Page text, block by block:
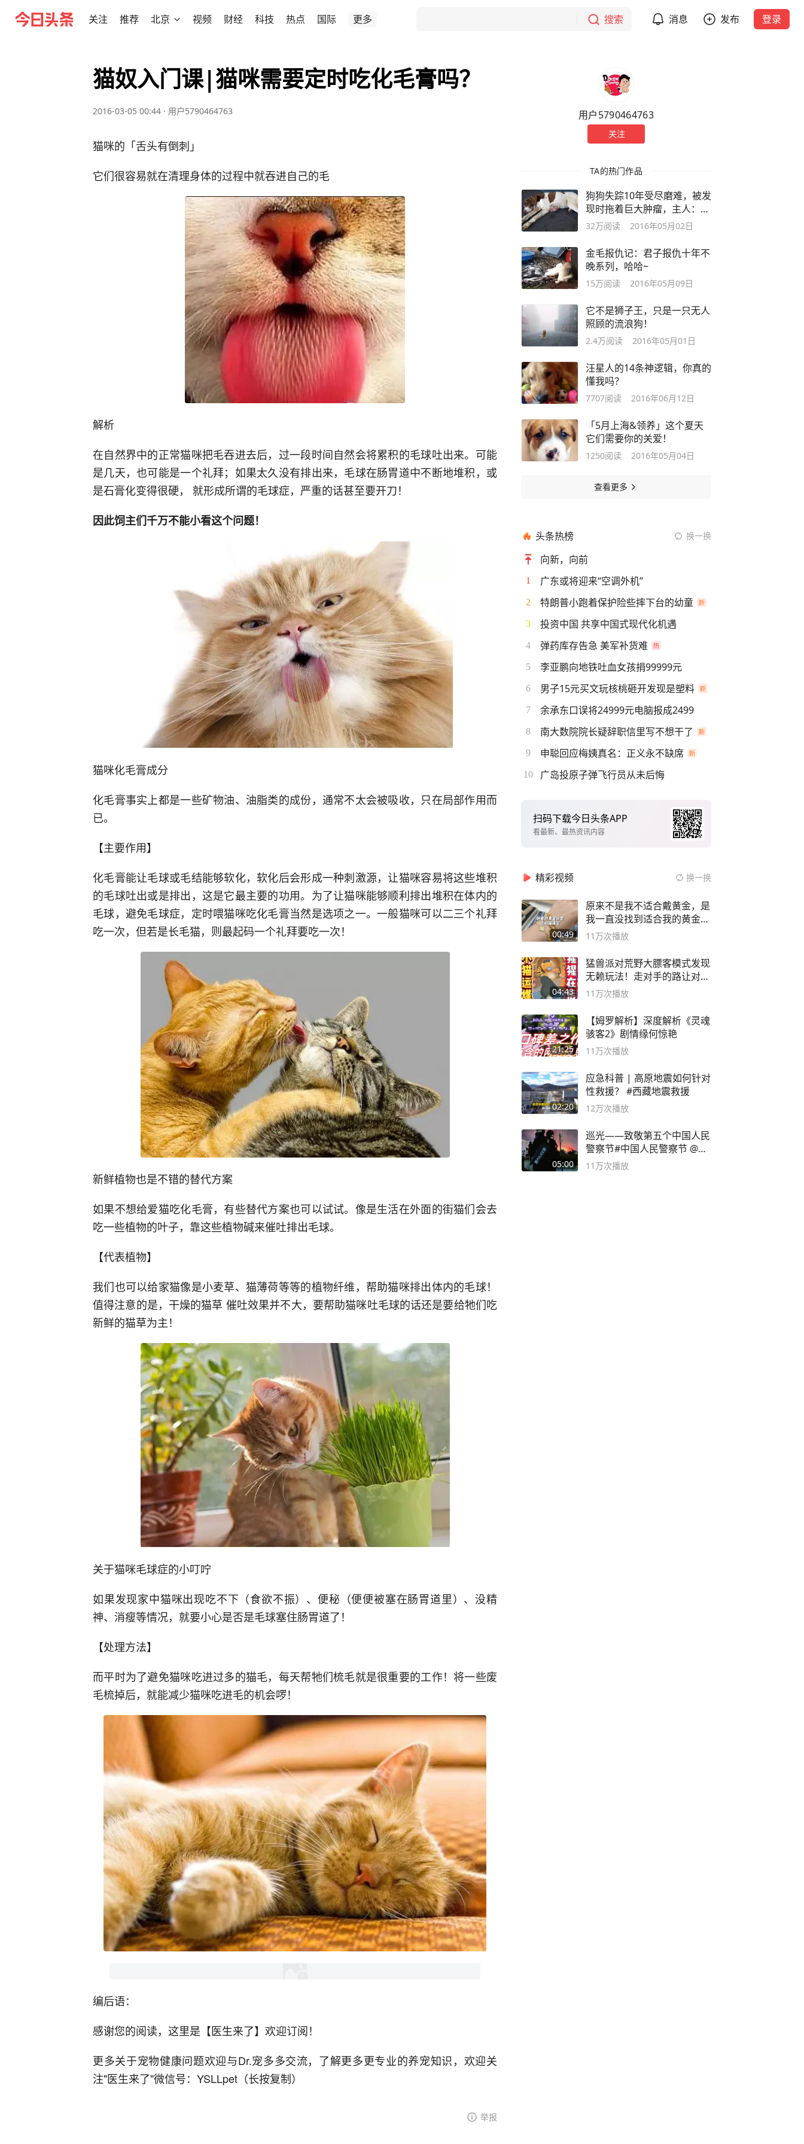
关注 推荐 北京 视频 财经 科技 热点 国际 更多 搜索 消息 发布 登录
猫奴入门课|猫咪需要定时吃化毛膏吗？
2016-03-05 00:44 · 用户5790464763
猫咪的「舌头有倒刺」
它们很容易就在清理身体的过程中就吞进自己的毛
解析
在自然界中的正常猫咪把毛吞进去后，过一段时间自然会将累积的毛球吐出来。可能
是几天，也可能是一个礼拜；如果太久没有排出来，毛球在肠胃道中不断地堆积，或
是石膏化变得很硬， 就形成所谓的毛球症，严重的话甚至要开刀！
因此饲主们千万不能小看这个问题！
猫咪化毛膏成分
化毛膏事实上都是一些矿物油、油脂类的成份，通常不太会被吸收，只在局部作用而
已。
【主要作用】
化毛膏能让毛球或毛结能够软化，软化后会形成一种刺激源，让猫咪容易将这些堆积
的毛球吐出或是排出，这是它最主要的功用。为了让猫咪能够顺利排出堆积在体内的
毛球，避免毛球症，定时喂猫咪吃化毛膏当然是选项之一。一般猫咪可以二三个礼拜
吃一次，但若是长毛猫，则最起码一个礼拜要吃一次！
新鲜植物也是不错的替代方案
如果不想给爱猫吃化毛膏，有些替代方案也可以试试。像是生活在外面的街猫们会去
吃一些植物的叶子，靠这些植物碱来催吐排出毛球。
【代表植物】
我们也可以给家猫像是小麦草、猫薄荷等等的植物纤维，帮助猫咪排出体内的毛球！
值得注意的是，干燥的猫草 催吐效果并不大，要帮助猫咪吐毛球的话还是要给牠们吃
新鲜的猫草为主！
关于猫咪毛球症的小叮咛
如果发现家中猫咪出现吃不下（食欲不振）、便秘（便便被塞在肠胃道里）、没精
神、消瘦等情况，就要小心是否是毛球塞住肠胃道了！
【处理方法】
而平时为了避免猫咪吃进过多的猫毛，每天帮牠们梳毛就是很重要的工作！将一些废
毛梳掉后，就能减少猫咪吃进毛的机会啰！
编后语：
感谢您的阅读，这里是【医生来了】欢迎订阅！
更多关于宠物健康问题欢迎与Dr.宠多多交流，了解更多更专业的养宠知识，欢迎关
注"医生来了"微信号：YSLLpet（长按复制）
举报
用户5790464763
关注
TA的热门作品
狗狗失踪10年受尽磨难，被发
现时拖着巨大肿瘤，主人：回
家就好
32万阅读 2016年05月02日
金毛报仇记：君子报仇十年不
晚系列，哈哈~
15万阅读 2016年05月09日
它不是狮子王，只是一只无人
照顾的流浪狗！
2.4万阅读 2016年05月01日
汪星人的14条神逻辑，你真的
懂我吗？
7707阅读 2016年06月12日
「5月上海&领养」这个夏天
它们需要你的关爱！
1250阅读 2016年05月04日
查看更多
头条热榜 换一换
向新，向前
1 广东或将迎来“空调外机”
2 特朗普小跑着保护险些摔下台的幼童
3 投资中国 共享中国式现代化机遇
4 弹药库存告急 美军补货难
5 李亚鹏向地铁吐血女孩捐99999元
6 男子15元买文玩核桃砸开发现是塑料
7 余承东口误将24999元电脑报成2499
8 南大数院院长疑辞职信里写不想干了
9 申聪回应梅姨真名：正义永不缺席
10 广岛投原子弹飞行员从未后悔
扫码下载今日头条APP
看最新、最热资讯内容
精彩视频 换一换
00:49
原来不是我不适合戴黄金，是
我一直没找到适合我的黄金
😭
11万次播放
04:43
猛兽派对荒野大膘客模式发现
无赖玩法！走对手的路让对手
无路可走
11万次播放
21:25
【姆罗解析】深度解析《灵魂
骇客2》剧情缘何惊艳
11万次播放
02:20
应急科普 | 高原地震如何针对
性救援？ #西藏地震救援
12万次播放
05:00
巡光——致敬第五个中国人民
警察节#中国人民警察节 @抖
音小助手
11万次播放